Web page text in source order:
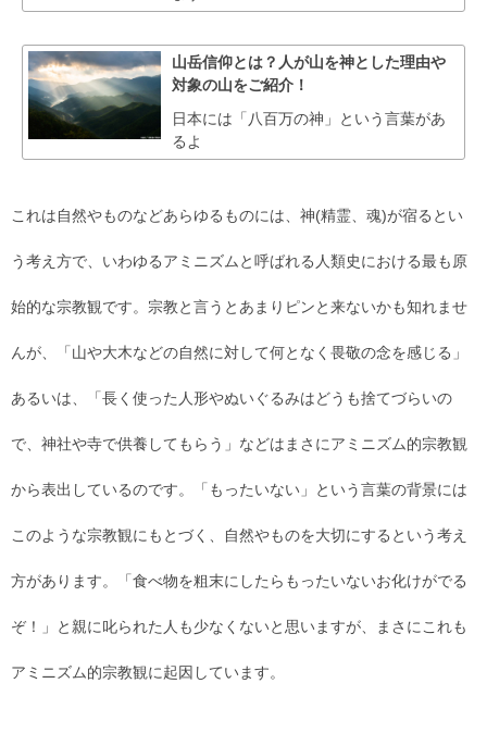
山岳信仰とは？人が山を神とした理由や
対象の山をご紹介！
日本には「八百万の神」という言葉があ
るよ
これは自然やものなどあらゆるものには、神(精霊、魂)が宿るとい
う考え方で、いわゆるアミニズムと呼ばれる人類史における最も原
始的な宗教観です。宗教と言うとあまりピンと来ないかも知れませ
んが、「山や大木などの自然に対して何となく畏敬の念を感じる」
あるいは、「長く使った人形やぬいぐるみはどうも捨てづらいの
で、神社や寺で供養してもらう」などはまさにアミニズム的宗教観
から表出しているのです。「もったいない」という言葉の背景には
このような宗教観にもとづく、自然やものを大切にするという考え
方があります。「食べ物を粗末にしたらもったいないお化けがでる
ぞ！」と親に叱られた人も少なくないと思いますが、まさにこれも
アミニズム的宗教観に起因しています。